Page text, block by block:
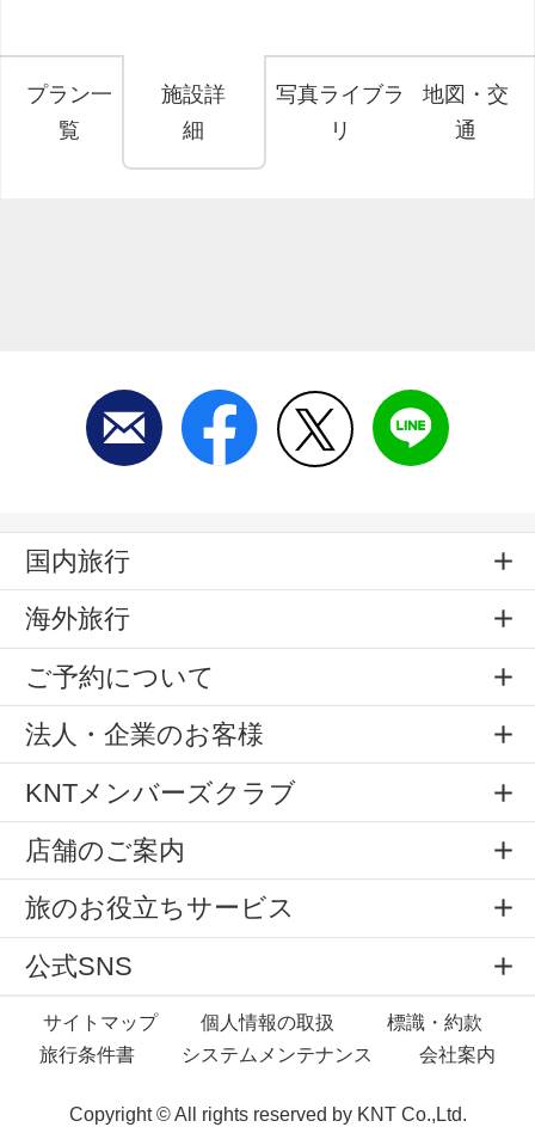
プラン一
覧
施設詳
細
写真ライブラ
リ
地図・交
通
国内旅行
海外旅行
ご予約について
法人・企業のお客様
KNTメンバーズクラブ
店舗のご案内
旅のお役立ちサービス
公式SNS
サイトマップ 個人情報の取扱
標識・約款
旅行条件書
システムメンテナンス 会社案内
Copyright © All rights reserved by KNT Co.,Ltd.